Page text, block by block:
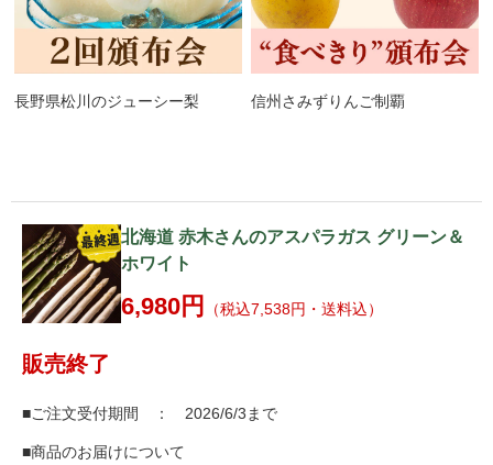
長野県松川のジューシー梨 信州さみずりんご制覇
北海道 赤木さんのアスパラガス グリーン＆
ホワイト
6,980円 （税込7,538円・送料込）
販売終了
■ご注文受付期間 ： 2026/6/3まで
■商品のお届けについて